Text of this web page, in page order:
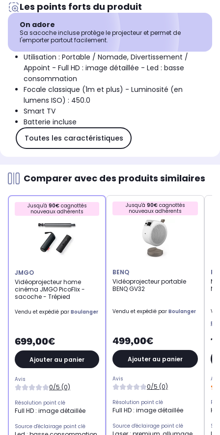
Les points forts du produit
On adore
Sa sacoche incluse protège le projecteur et permet de
l'emporter partout facilement.
Utilisation : Portable / Nomade, Divertissement /
Appoint - Full HD : image détaillée - Led : basse
consommation
Focale classique (1m et plus) - Luminosité (en
lumens ISO) : 450.0
Smart TV
Batterie incluse
Toutes les caractéristiques
Comparer avec des produits similaires
Jusqu'à 90€cagnottés
nouveaux adhérents
JMGO
Vidéoprojecteur home
cinéma JMGO PicoFlix -
sacoche - Trépied
Vendu et expédié par Boulanger
699,00€
Ajouter au panier
Avis
0/5 (0)
Résolution point clé
Full HD : image détaillée
Source d'éclairage point clé
Jusqu'à 90€cagnottés
nouveaux adhérents
BENQ
Vidéoprojecteur portable
BENQ GV32
Vendu et expédié par Boulanger
499,00€
Ajouter au panier
Avis
0/5 (0)
Résolution point clé
Full HD : image détaillée
Source d'éclairage point clé